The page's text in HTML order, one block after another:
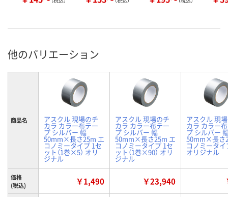
他のバリエーション
商品名 アスクル 現場のチ
カラ カラー布テー
プ シルバー 幅
50mm×長さ25m エ
コノミータイプ 1セ
ット（1巻×5） オリ
ジナル
アスクル 現場のチ
カラ カラー布テー
プ シルバー 幅
50mm×長さ25m エ
コノミータイプ 1セ
ット（1巻×90） オリ
ジナル
アスクル 現
カラ カラー
プ シルバー
50mm×長さ
コノミータイ
オリジナル
価格
(税込)
￥1,490 ￥23,940